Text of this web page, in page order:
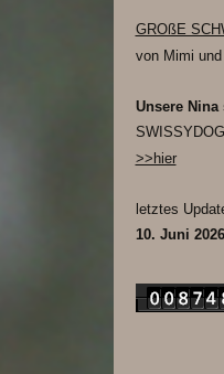
GROßE
von Mimi und
Unsere
SWISSYDOG
>>hier
letztes
10. Juni 2026